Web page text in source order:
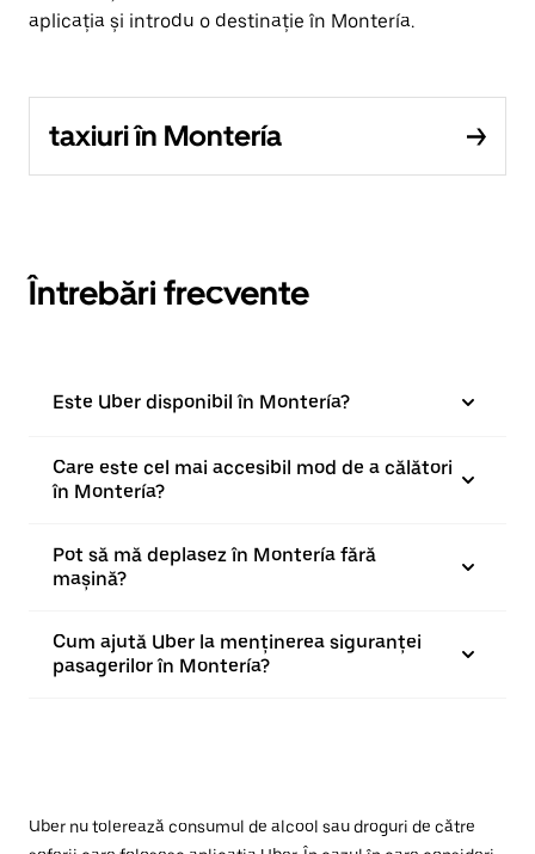
aplicația și introdu o destinație în Montería.
taxiuri în Montería
Întrebări frecvente
Este Uber disponibil în Montería?
Care este cel mai accesibil mod de a călători
în Montería?
Pot să mă deplasez în Montería fără
mașină?
Cum ajută Uber la menținerea siguranței
pasagerilor în Montería?
Uber nu tolerează consumul de alcool sau droguri de către